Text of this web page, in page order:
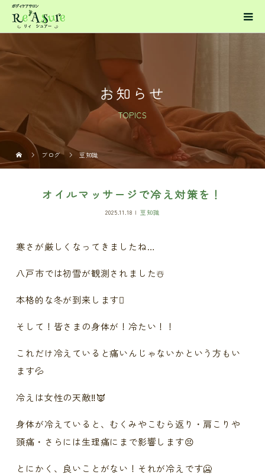
お知らせ
TOPICS
ブログ 豆知識
オイルマッサージで冷え対策を！
2025.11.18 豆知識
寒さが厳しくなってきましたね…
八戸市では初雪が観測されました☃️
本格的な冬が到来します🪾
そして！皆さまの身体が！冷たい！！
これだけ冷えていると痛いんじゃないかという方もい
ます💦
冷えは女性の天敵‼️👿
身体が冷えていると、むくみやこむら返り・肩こりや
頭痛・さらには生理痛にまで影響します😣
とにかく、良いことがない！それが冷えです🥶